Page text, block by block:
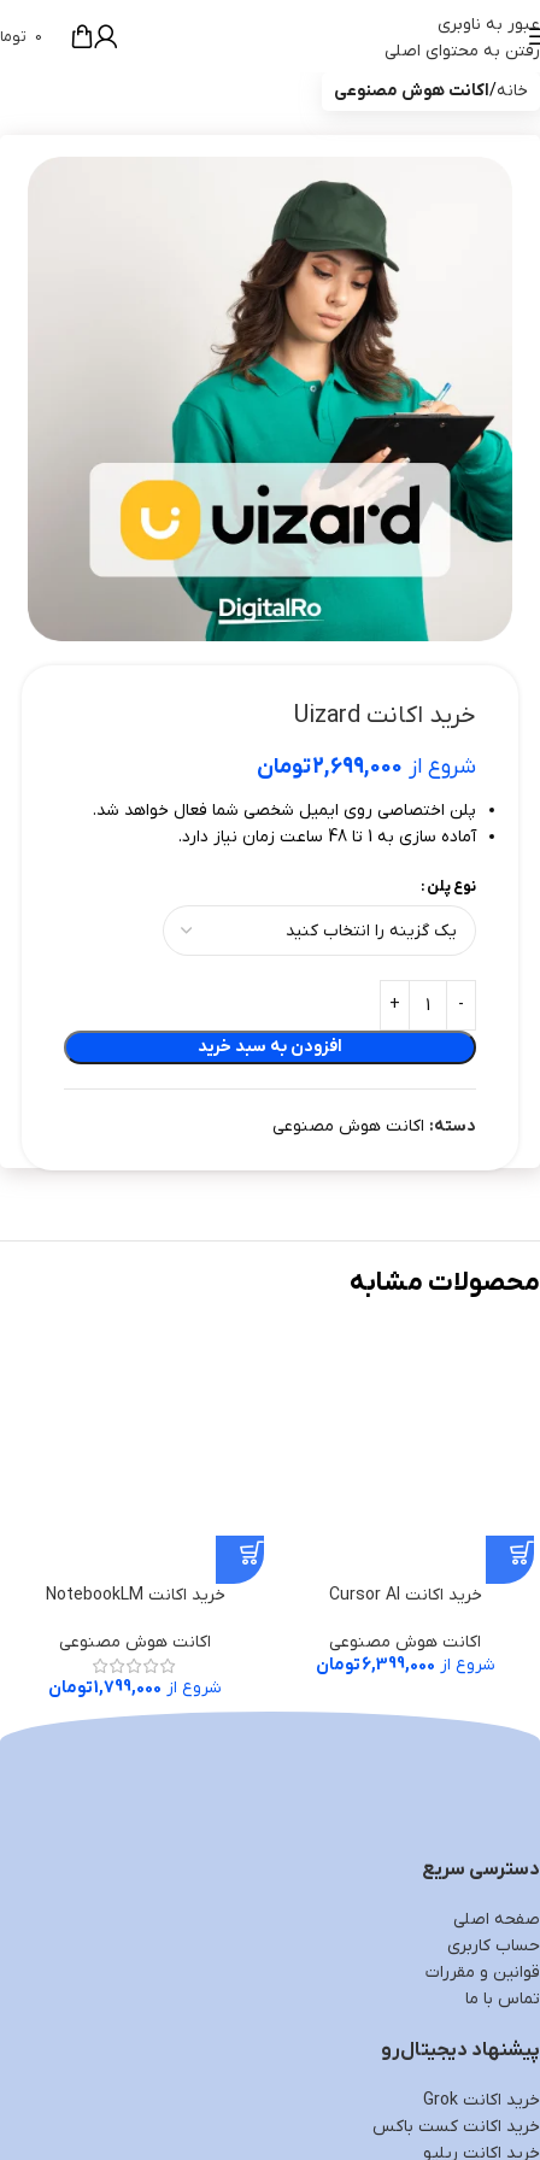
عبور به ناوبری
رفتن به محتوای اصلی
0
خانه اکانت هوش مصنوعی
خرید اکانت Uizard
شروع از 2,699,000تومان
پلن اختصاصی روی ایمیل شخصی شما فعال خواهد شد.
آماده سازی به 1 تا 48 ساعت زمان نیاز دارد.
نوع پلن
افزودن به سبد خرید
دسته: اکانت هوش مصنوعی
محصولات مشابه
خرید اکانت Cursor AI
اکانت هوش مصنوعی
شروع از 6,399,000تومان
خرید اکانت NotebookLM
اکانت هوش مصنوعی
شروع از 1,799,000تومان
دسترسی سریع
صفحه اصلی
حساب کاربری
قوانین و مقررات
تماس با ما
پیشنهاد دیجیتال‌رو
خرید اکانت Grok
خرید اکانت کست باکس
خرید اکانت ریلیو